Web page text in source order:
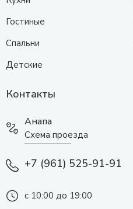
Гостиные
Спальни
Детские
Контакты
Анапа
Схема проезда
+7 (961) 525-91-91
с 10:00 до 19:00